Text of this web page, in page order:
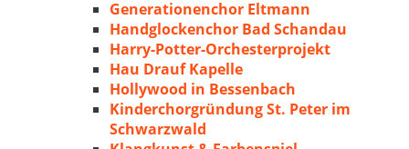
Generationenchor Eltmann
Handglockenchor Bad Schandau
Harry-Potter-Orchesterprojekt
Hau Drauf Kapelle
Hollywood in Bessenbach
Kinderchorgründung St. Peter im
Schwarzwald